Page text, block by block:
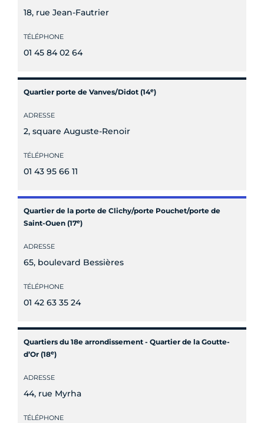
18, rue Jean-Fautrier
TÉLÉPHONE
01 45 84 02 64
Quartier porte de Vanves/Didot (14e)
ADRESSE
2, square Auguste-Renoir
TÉLÉPHONE
01 43 95 66 11
Quartier de la porte de Clichy/porte Pouchet/porte de
Saint-Ouen (17e)
ADRESSE
65, boulevard Bessières
TÉLÉPHONE
01 42 63 35 24
Quartiers du 18e arrondissement - Quartier de la Goutte-
d’Or (18e)
ADRESSE
44, rue Myrha
TÉLÉPHONE